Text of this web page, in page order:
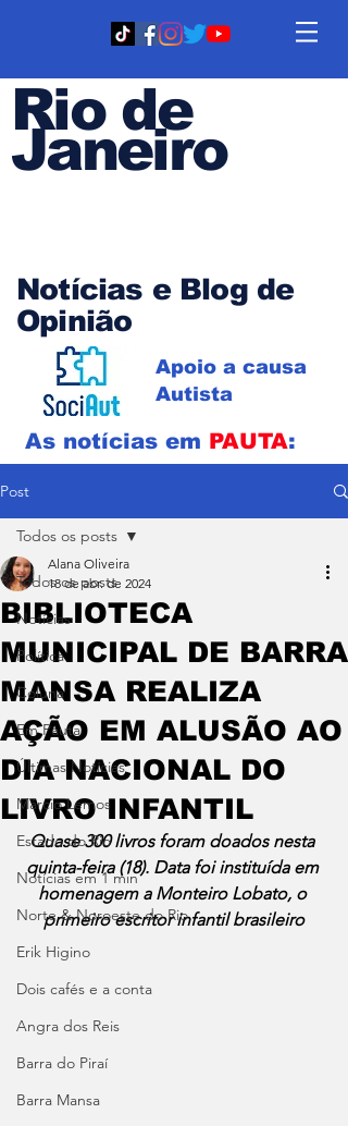
Rio de
Janeiro
Notícias e Blog de
Opinião
Apoio a causa
Autista
As notícias em PAUTA:
Post
Todos os posts
Notícias
Política
Coluna
Em Pauta
Últimas Notícias
Márcio Lemos
Estado do Rio
Notícias em 1 min
Norte & Noroeste do Rio
Erik Higino
Dois cafés e a conta
Angra dos Reis
Barra do Piraí
Barra Mansa
Todos os posts
BIBLIOTECA
MUNICIPAL DE BARRA
MANSA REALIZA
AÇÃO EM ALUSÃO AO
DIA NACIONAL DO
LIVRO INFANTIL
Alana Oliveira
18 de abr. de 2024
Quase 300 livros foram doados nesta
quinta-feira (18). Data foi instituída em
homenagem a Monteiro Lobato, o
primeiro escritor infantil brasileiro